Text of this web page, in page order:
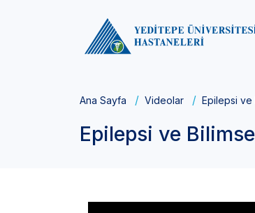
Ana Sayfa Videolar Epilepsi ve
Epilepsi ve